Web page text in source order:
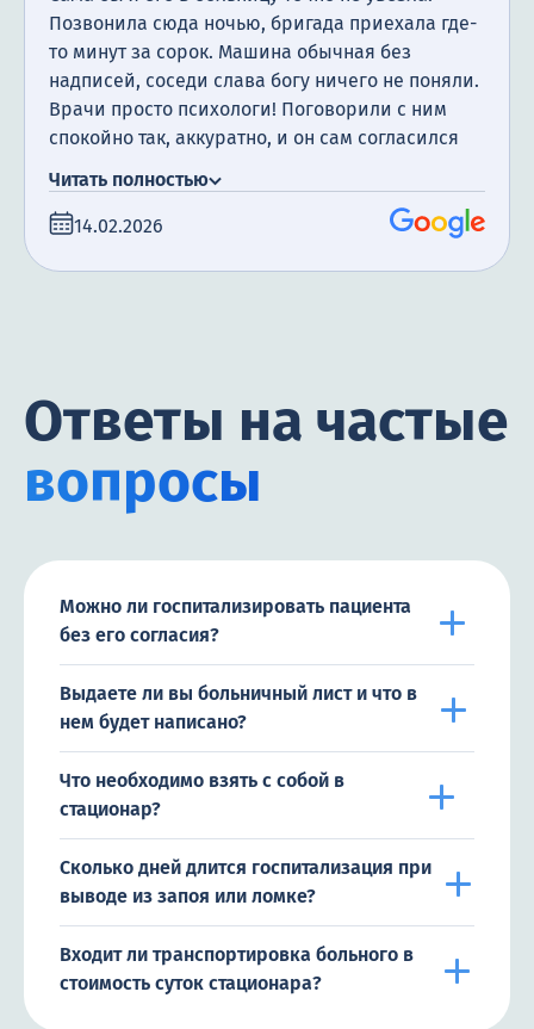
Позвонила сюда ночью, бригада приехала где-
то минут за сорок. Машина обычная без
надписей, соседи слава богу ничего не поняли.
Врачи просто психологи! Поговорили с ним
спокойно так, аккуратно, и он сам согласился
волокиты. Там сразу под капельницы, давление
сбили, тремор прошел. Пролежал 5 дней,
Читать полностью
14.02.2026
Ответы на частые
вопросы
Можно ли госпитализировать пациента
без его согласия?
Выдаете ли вы больничный лист и что в
нем будет написано?
Что необходимо взять с собой в
стационар?
Сколько дней длится госпитализация при
выводе из запоя или ломке?
Входит ли транспортировка больного в
стоимость суток стационара?